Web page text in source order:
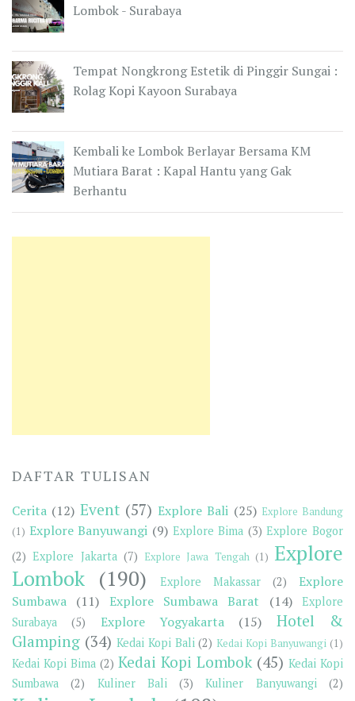
Lombok - Surabaya
Tempat Nongkrong Estetik di Pinggir Sungai :
Rolag Kopi Kayoon Surabaya
Kembali ke Lombok Berlayar Bersama KM
Mutiara Barat : Kapal Hantu yang Gak
Berhantu
DAFTAR TULISAN
Cerita (12) Event (57) Explore Bali (25) Explore Bandung
(1) Explore Banyuwangi (9) Explore Bima (3) Explore Bogor
(2) Explore Jakarta (7) Explore Jawa Tengah (1) Explore
Lombok (190) Explore Makassar (2)
Explore
Sumbawa (11) Explore Sumbawa Barat (14)
Explore
Surabaya
(5) Explore Yogyakarta (15)
Hotel &
Glamping (34) Kedai Kopi Bali (2) Kedai Kopi Banyuwangi (1)
Kedai Kopi Bima (2) Kedai Kopi Lombok (45) Kedai Kopi
Sumbawa
(2) Kuliner Bali (3) Kuliner Banyuwangi (2)